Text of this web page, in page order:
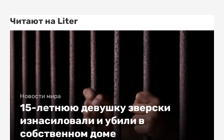
Читают на Liter
Новости мира
15-летнюю девушку зверски
изнасиловали и убили в
собственном доме